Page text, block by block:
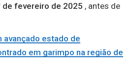
de fevereiro de 2025 , antes de
avançado estado de
em garimpo na região de